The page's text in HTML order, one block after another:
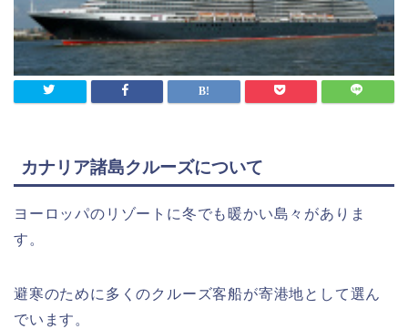
カナリア諸島クルーズについて
ヨーロッパのリゾートに冬でも暖かい島々がありま
す。
避寒のために多くのクルーズ客船が寄港地として選ん
でいます。